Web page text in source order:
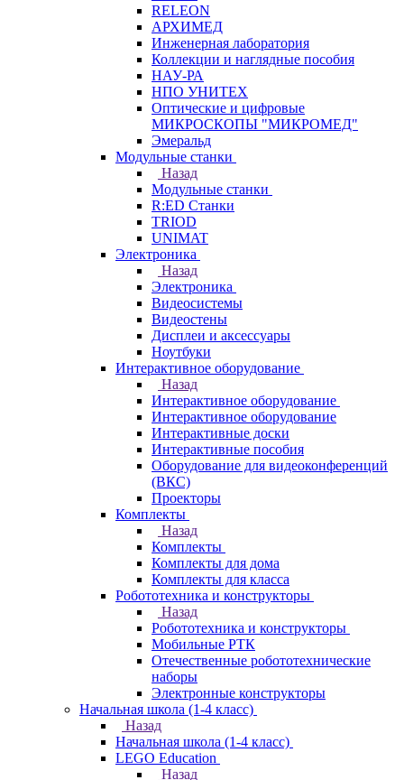
RELEON
АРХИМЕД
Инженерная лаборатория
Коллекции и наглядные пособия
НАУ-РА
НПО УНИТЕХ
Оптические и цифровые
МИКРОСКОПЫ "МИКРОМЕД"
Эмеральд
Модульные станки
Назад
Модульные станки
R:ED Станки
TRIOD
UNIMAT
Электроника
Назад
Электроника
Видеосистемы
Видеостены
Дисплеи и аксессуары
Ноутбуки
Интерактивное оборудование
Назад
Интерактивное оборудование
Интерактивное оборудование
Интерактивные доски
Интерактивные пособия
Оборудование для видеоконференций
(ВКС)
Проекторы
Комплекты
Назад
Комплекты
Комплекты для дома
Комплекты для класса
Робототехника и конструкторы
Назад
Робототехника и конструкторы
Мобильные РТК
Отечественные робототехнические
наборы
Электронные конструкторы
Начальная школа (1-4 класс)
Назад
Начальная школа (1-4 класс)
LEGO Education
Назад